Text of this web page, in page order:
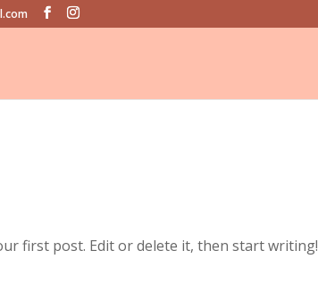
first post. Edit or delete it, then start writing!